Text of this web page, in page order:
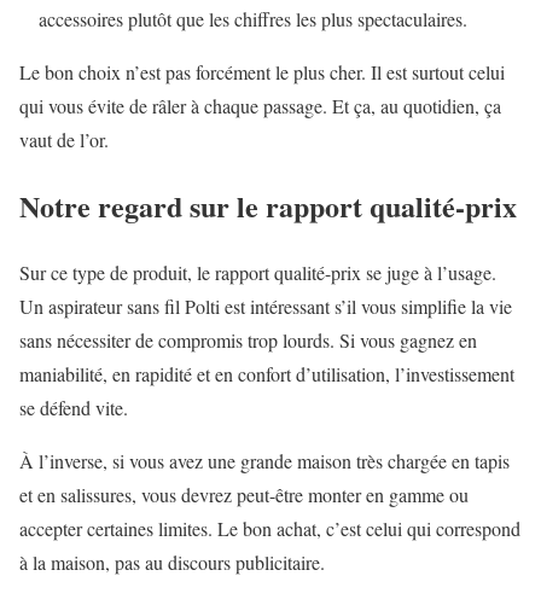
accessoires plutôt que les chiffres les plus spectaculaires.
Le bon choix n’est pas forcément le plus cher. Il est surtout celui
qui vous évite de râler à chaque passage. Et ça, au quotidien, ça
vaut de l’or.
Notre regard sur le rapport qualité-prix
Sur ce type de produit, le rapport qualité-prix se juge à l’usage.
Un aspirateur sans fil Polti est intéressant s’il vous simplifie la vie
sans nécessiter de compromis trop lourds. Si vous gagnez en
maniabilité, en rapidité et en confort d’utilisation, l’investissement
se défend vite.
À l’inverse, si vous avez une grande maison très chargée en tapis
et en salissures, vous devrez peut-être monter en gamme ou
accepter certaines limites. Le bon achat, c’est celui qui correspond
à la maison, pas au discours publicitaire.